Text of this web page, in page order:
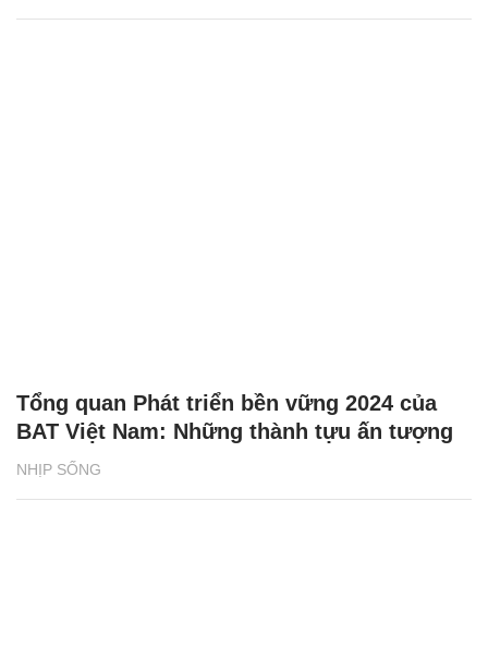
NHỊP SỐNG
Tổng quan Phát triển bền vững 2024 của
BAT Việt Nam: Những thành tựu ấn tượng